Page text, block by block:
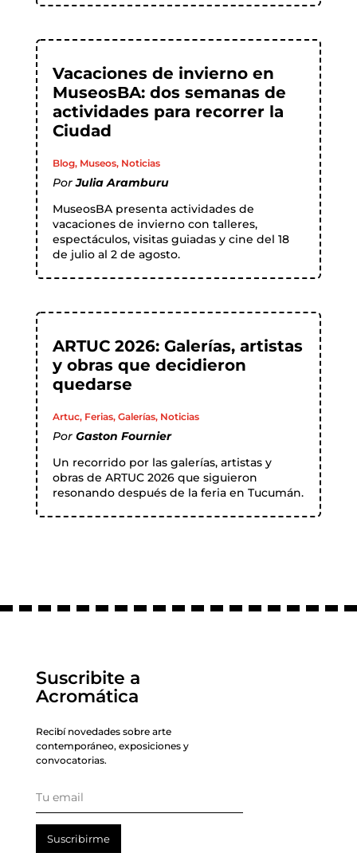
Vacaciones de invierno en
MuseosBA: dos semanas de
actividades para recorrer la
Ciudad
Blog, Museos, Noticias
PorJulia Aramburu
MuseosBA presenta actividades de
vacaciones de invierno con talleres,
espectáculos, visitas guiadas y cine del 18
de julio al 2 de agosto.
ARTUC 2026: Galerías, artistas
y obras que decidieron
quedarse
Artuc, Ferias, Galerías, Noticias
Por Gaston Fournier
Un recorrido por las galerías, artistas y
obras de ARTUC 2026 que siguieron
resonando después de la feria en Tucumán.
Suscribite a
Acromática
Recibí novedades sobre arte
contemporáneo, exposiciones y
convocatorias.
Suscribirme